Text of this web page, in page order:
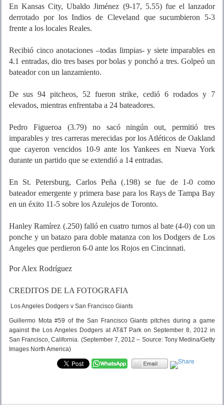
En Kansas City, Ubaldo Jiménez (9-17, 5.55) fue el lanzador
derrotado por los Indios de Cleveland que sucumbieron 5-3
frente a los locales Reales.
Recibió cinco anotaciones –todas limpias- y siete imparables en
4.1 entradas, dio tres bases por bolas y ponchó a tres. Golpeó un
bateador con un lanzamiento.
De sus 94 pitcheos, 52 fueron strike, cedió 6 rodados y 7
elevados, mientras enfrentaba a 24 bateadores.
Pedro Figueroa (3.79) no sacó ningún out, permitió tres
imparables y tres carreras merecidas por los Atléticos de Oakland
que cayeron vencidos 10-9 ante los Yankees en Nueva York
durante un partido que se extendió a 14 entradas.
En St. Petersburg, Carlos Peña (.198) se fue de 1-0 como
bateador emergente y primera base para los Rays de Tampa Bay
en un éxito 11-5 sobre los Azulejos de Toronto.
Hanley Ramírez (.250) falló en cuatro turnos al bate (4-0) con un
ponche y un batazo para doble matanza con los Dodgers de Los
Angeles que perdieron 6-0 ante los Rojos en Cincinnati.
Por Alex Rodríguez
CREDITOS DE LA FOTOGRAFIA
Los Angeles Dodgers v San Francisco Giants
Guillermo Mota #59 of the San Francisco Giants pitches during a game
against the Los Angeles Dodgers at AT&T Park on September 8, 2012 in
San Francisco, California. (September 7, 2012 – Source: Tony Medina/Getty
Images North America)